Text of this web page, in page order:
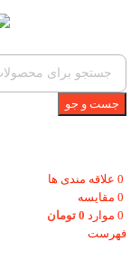
جست و جو
0 علاقه مندی ها
0 مقایسه
0 موارد 0 تومان
فهرست